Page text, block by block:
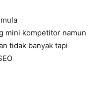
mini kompetitor namun
tidak banyak tapi